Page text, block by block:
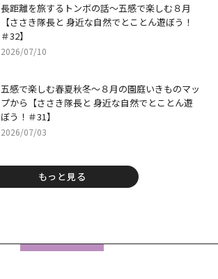
長距離を旅するトンボの話～五感で楽しむ８月
【ささき隊長と 身近な自然でとことん遊ぼう！
＃32】
2026/07/10
五感で楽しむ春夏秋冬～８月の園庭いきものマッ
プから【ささき隊長と 身近な自然でとことん遊
ぼう！＃31】
2026/07/03
もっと見る